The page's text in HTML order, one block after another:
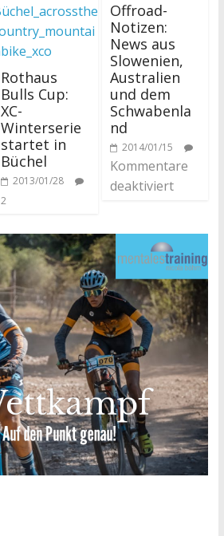
Rothaus
Bulls Cup:
XC-
Winterserie
startet in
Büchel
2013/01/28
2
Offroad-
Notizen:
News aus
Slowenien,
Australien
und dem
Schwabenla
nd
2014/01/15
Kommentare
deaktiviert